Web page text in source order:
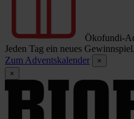
Ökofundi-
Jeden Tag ein neues Gewinnspiel.
Zum Adventskalender
×
×